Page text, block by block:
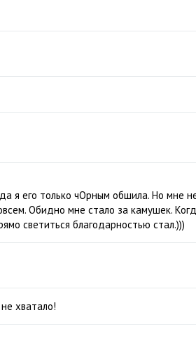
я его только чОрным обшила. Но мне
Обидно мне стало за камушек.
светиться благодарностью стал.)))
хватало!